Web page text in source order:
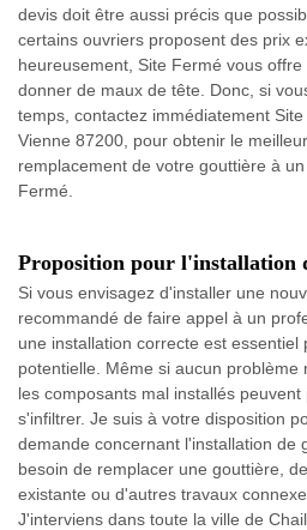
devis doit être aussi précis que
certains ouvriers proposent des prix
heureusement, Site Fermé vous
donner de maux de tête. Donc, si
temps, contactez immédiatement
Vienne 87200, pour obtenir le
remplacement de votre gouttière à
Fermé.
Proposition pour l'installation
Si vous envisagez d'installer une
recommandé de faire appel à un
une installation correcte est essentiel
potentielle. Même si aucun problème
les composants mal installés
s'infiltrer. Je suis à votre disposition
demande concernant l'installation de
besoin de remplacer une gouttière,
existante ou d'autres travaux
J'interviens dans toute la ville de